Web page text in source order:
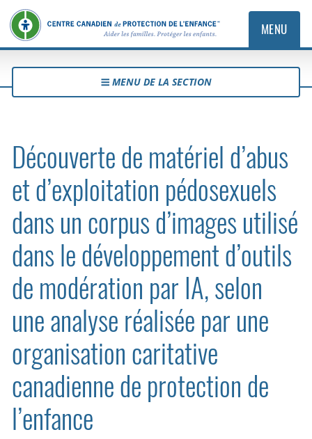
MENU
MENU DE LA SECTION
Découverte de matériel d’abus
et d’exploitation pédosexuels
dans un corpus d’images utilisé
dans le développement d’outils
de modération par IA, selon
une analyse réalisée par une
organisation caritative
canadienne de protection de
l’enfance